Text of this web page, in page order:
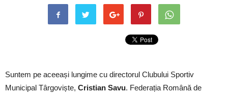
Suntem pe aceeași lungime cu directorul Clubului Sportiv
Municipal Târgoviște, Cristian Savu. Federația Română de